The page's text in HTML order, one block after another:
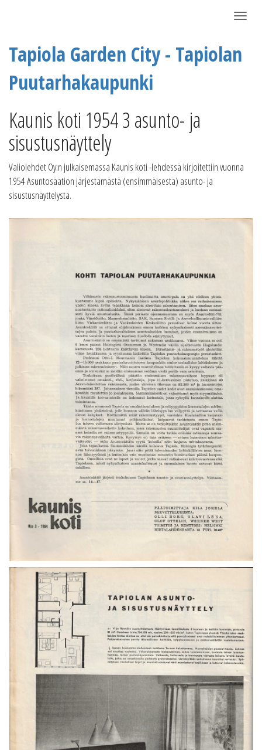
Tapiola Garden City - Tapiolan
Puutarhakaupunki
Kaunis koti 1954 3 asunto- ja
sisustusnäyttely
Valiolehdet Oy:n julkaisemassa Kaunis koti -lehdessä kirjoitettiin vuonna
1954 Asuntosäätiön järjestämästä (ensimmäisestä) asunto- ja
sisustusnäyttelystä.